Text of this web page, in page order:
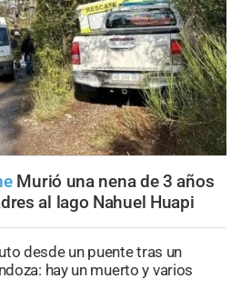
Murió una nena de 3 años
al lago Nahuel Huapi
desde un puente tras un
hay un muerto y varios